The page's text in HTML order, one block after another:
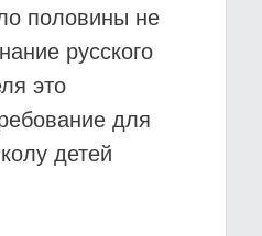
половины не
русского
это
для
детей